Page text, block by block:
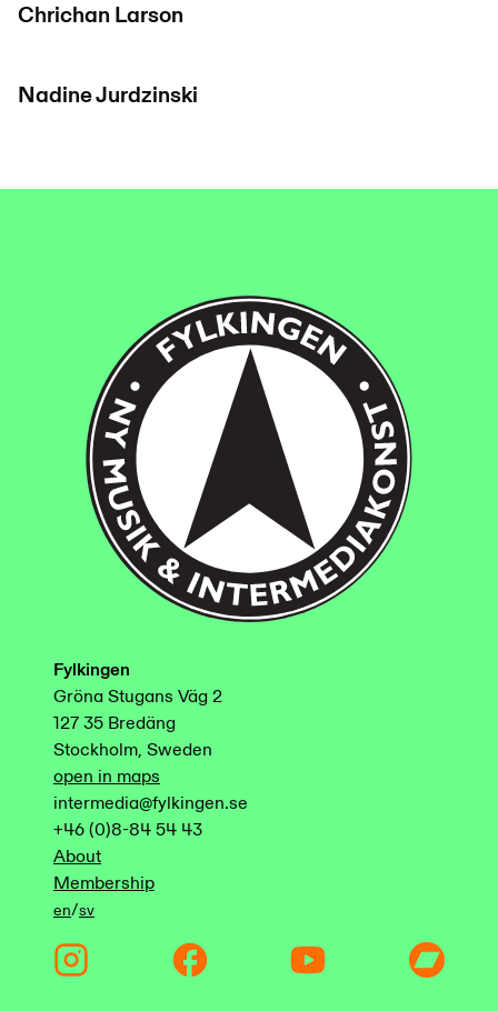
Chrichan Larson
Nadine Jurdzinski
Fylkingen
Gröna Stugans Väg 2
127 35 Bredäng
Stockholm, Sweden
open in maps
intermedia@fylkingen.se
+46 (0)8-84 54 43
About
Membership
en/sv